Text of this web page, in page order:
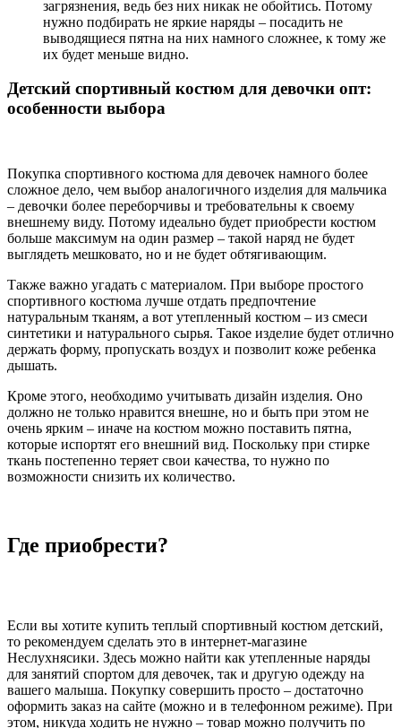
загрязнения, ведь без них никак не обойтись. Потому
нужно подбирать не яркие наряды – посадить не
выводящиеся пятна на них намного сложнее, к тому же
их будет меньше видно.
Детский спортивный костюм для девочки опт:
особенности выбора
Покупка спортивного костюма для девочек намного более
сложное дело, чем выбор аналогичного изделия для мальчика
– девочки более переборчивы и требовательны к своему
внешнему виду. Потому идеально будет приобрести костюм
больше максимум на один размер – такой наряд не будет
выглядеть мешковато, но и не будет обтягивающим.
Также важно угадать с материалом. При выборе простого
спортивного костюма лучше отдать предпочтение
натуральным тканям, а вот утепленный костюм – из смеси
синтетики и натурального сырья. Такое изделие будет отлично
держать форму, пропускать воздух и позволит коже ребенка
дышать.
Кроме этого, необходимо учитывать дизайн изделия. Оно
должно не только нравится внешне, но и быть при этом не
очень ярким – иначе на костюм можно поставить пятна,
которые испортят его внешний вид. Поскольку при стирке
ткань постепенно теряет свои качества, то нужно по
возможности снизить их количество.
Где приобрести?
Если вы хотите купить теплый спортивный костюм детский,
то рекомендуем сделать это в интернет-магазине
Неслухнясики. Здесь можно найти как утепленные наряды
для занятий спортом для девочек, так и другую одежду на
вашего малыша. Покупку совершить просто – достаточно
оформить заказ на сайте (можно и в телефонном режиме). При
этом, никуда ходить не нужно – товар можно получить по